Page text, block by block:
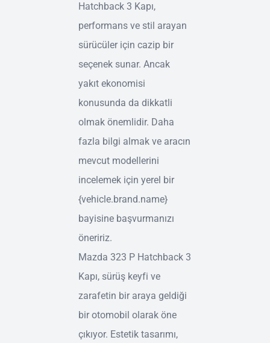
Hatchback 3 Kapı,
performans ve stil arayan
sürücüler için cazip bir
seçenek sunar. Ancak
yakıt ekonomisi
konusunda da dikkatli
olmak önemlidir. Daha
fazla bilgi almak ve aracın
mevcut modellerini
incelemek için yerel bir
{vehicle.brand.name}
bayisine başvurmanızı
öneririz.
Mazda 323 P Hatchback 3
Kapı, sürüş keyfi ve
zarafetin bir araya geldiği
bir otomobil olarak öne
çıkıyor. Estetik tasarımı,